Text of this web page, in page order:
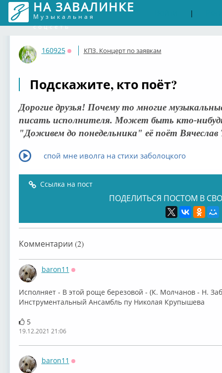
НА ЗАВАЛИНКЕ
Музыкальная
соцсеть
|
160925
Оффлайн
КПЗ. Концерт по заявкам
Подскажите, кто поёт?
Дорогие друзья! Почему то многие
писать исполнителя. Может быть кто-
"Доживем до понедельника" её поёт Вячеслав
спой мне иволга на стихи заболоцкого
Ссылка на пост
ПОДЕЛИТЬСЯ ПОСТОМ В
Комментарии (2)
baron11
⁣Исполняет - В этой роще березовой - (К. Молчанов - Н.
Инструментальный Ансамбль пу Николая Крупышева
5
19.12.2021 21:06
baron11